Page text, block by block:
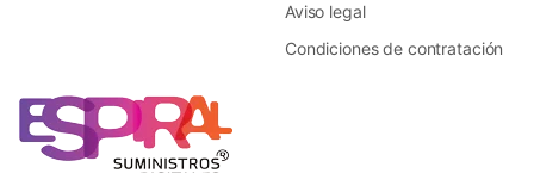
Aviso legal
Condiciones de contratación